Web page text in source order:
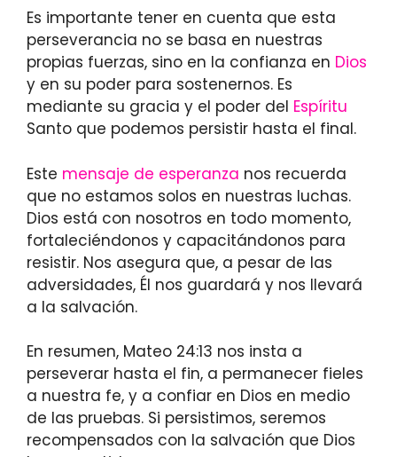
Es importante tener en cuenta que esta
perseverancia no se basa en nuestras
propias fuerzas, sino en la confianza en Dios
y en su poder para sostenernos. Es
mediante su gracia y el poder del Espíritu
Santo que podemos persistir hasta el final.
Este mensaje de esperanza nos recuerda
que no estamos solos en nuestras luchas.
Dios está con nosotros en todo momento,
fortaleciéndonos y capacitándonos para
resistir. Nos asegura que, a pesar de las
adversidades, Él nos guardará y nos llevará
a la salvación.
En resumen, Mateo 24:13 nos insta a
perseverar hasta el fin, a permanecer fieles
a nuestra fe, y a confiar en Dios en medio
de las pruebas. Si persistimos, seremos
recompensados con la salvación que Dios